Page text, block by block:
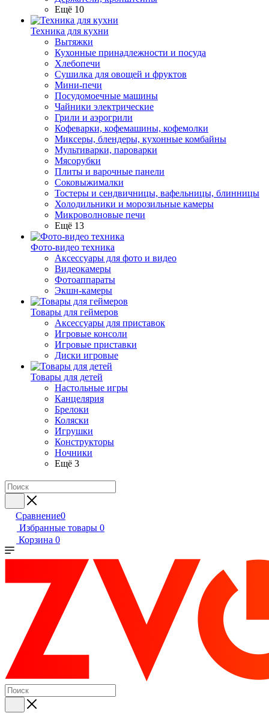
Ещё 10
Техника для кухни
Вытяжки
Кухонные принадлежности и посуда
Хлебопечи
Сушилка для овощей и фруктов
Мини-печи
Посудомоечные машины
Чайники электрические
Грили и аэрогрили
Кофеварки, кофемашины, кофемолки
Миксеры, блендеры, кухонные комбайны
Мультиварки, пароварки
Мясорубки
Плиты и варочные панели
Соковыжималки
Тостеры и сендвичницы, вафельницы, блинницы
Холодильники и морозильные камеры
Микроволновые печи
Ещё 13
Фото-видео техника
Аксессуары для фото и видео
Видеокамеры
Фотоаппараты
Экшн-камеры
Товары для геймеров
Аксессуары для приставок
Игровые консоли
Игровые приставки
Диски игровые
Товары для детей
Настольные игры
Канцелярия
Брелоки
Коляски
Игрушки
Конструкторы
Ночники
Ещё 3
Сравнение0
Избранные товары 0
Корзина 0